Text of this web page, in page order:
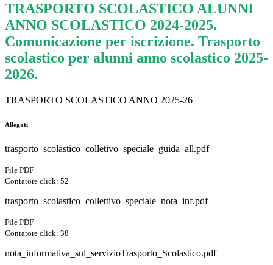
TRASPORTO SCOLASTICO ALUNNI
ANNO SCOLASTICO 2024-2025.
Comunicazione per iscrizione. Trasporto
scolastico per alunni anno scolastico 2025-
2026.
TRASPORTO SCOLASTICO ANNO 2025-26
Allegati
trasporto_scolastico_colletivo_speciale_guida_all.pdf
File PDF
Contatore click: 52
trasporto_scolastico_collettivo_speciale_nota_inf.pdf
File PDF
Contatore click: 38
nota_informativa_sul_servizioTrasporto_Scolastico.pdf